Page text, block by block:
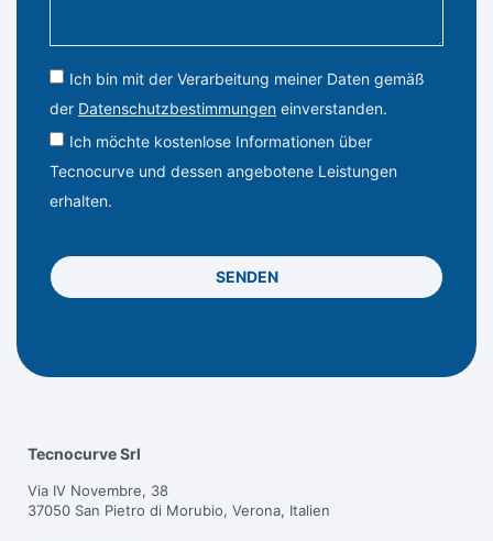
Ich bin mit der Verarbeitung meiner Daten gemäß
der Datenschutzbestimmungen einverstanden.
Ich möchte kostenlose Informationen über
Tecnocurve und dessen angebotene Leistungen
erhalten.
SENDEN
Tecnocurve Srl
Via IV Novembre, 38
37050 San Pietro di Morubio, Verona, Italien